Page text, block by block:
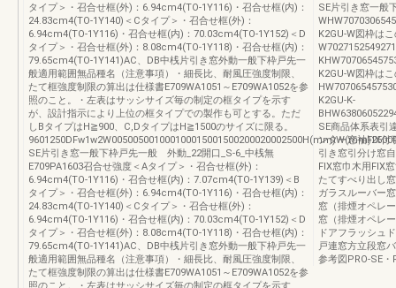
タイプ＞・召合せ框(外)：6.94cm4(TO-1Y116)・召合せ框(内)：
24.83cm4(TO-1Y140)＜Cタイプ＞・召合せ框(外)：
6.94cm4(TO-1Y116)・召合せ框(内)：70.03cm4(TO-1Y152)＜D
タイプ＞・召合せ框(外)：8.08cm4(TO-1Y118)・召合せ框(内)：
79.65cm4(TO-1Y141)AC、DB中桟片引き窓外動一般下枠戸先一
般適用範囲無品種名（注意事項）・細長比、耐風圧強度制限、
たて框強度制限の算出は仕様書E709WA1051～E709WA1052を参
照のこと。・左表はサッシサイズ毎の制定の框タイプを示す
が、設計指示により上位の框タイプでの製作も可とする。ただ
しBタイプはH≧900、C,DタイプはH≧1500のサイズに限る。
SE片引き窓一般下枠戸先一般 外動_22開口_S-6_中桟無
E709PA1603召合せ強度＜Aタイプ＞・召合せ框(外)：
6.94cm4(TO-1Y116)・召合せ框(内)：7.07cm4(TO-1Y139)＜B
タイプ＞・召合せ框(外)：6.94cm4(TO-1Y116)・召合せ框(内)：
24.83cm4(TO-1Y140)＜Cタイプ＞・召合せ框(外)：
6.94cm4(TO-1Y116)・召合せ框(内)：70.03cm4(TO-1Y152)＜D
タイプ＞・召合せ框(外)：8.08cm4(TO-1Y118)・召合せ框(内)：
79.65cm4(TO-1Y141)AC、DB中桟片引き窓外動一般下枠戸先一
般適用範囲無品種名（注意事項）・細長比、耐風圧強度制限、
たて框強度制限の算出は仕様書E709WA1051～E709WA1052を参
照のこと。・左表はサッシサイズ毎の制定の框タイプを示す
SE片引き窓一般
K2GU-W図枠は
K2GU-W図枠は
K2GU-K-
SE商品体系表引
ンター窓袖FIX付
引き窓引分け窓
FIX窓巾木用FIX
たてすべり出し
ガラスルーバー
窓（排煙オペレ
窓（排煙オペレ
ドアフラッシュ
戸連窓方立段窓
参考図PRO-SE・